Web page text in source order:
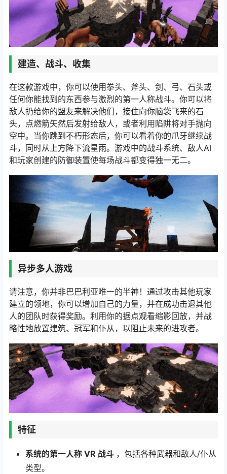
建造、战斗、收集
在这款游戏中，你可以使用拳头、斧头、剑、弓、石头或
任何你能找到的东西参与激烈的第一人称战斗。你可以将
敌人扔给你的盟友来解决他们，接住向你脑袋飞来的石
头，点燃箭矢然后发射给敌人，或者利用陷阱将对手抛向
空中。当你跳到不朽形态后，你可以看着你的爪牙继续战
斗，同时从上方降下流星雨。游戏中的战斗系统、敌人AI
和玩家创建的防御装置使每场战斗都变得独一无二。
异步多人游戏
请注意，你并非巴巴利亚唯一的半神！通过攻击其他玩家
建立的领地，你可以增加自己的力量，并在成功击退其他
人的团队时获得奖励。利用你的据点观看缩影回放，并战
略性地放置建筑、冠军和仆从，以阻止未来的进攻者。
特征
系统的第一人称 VR 战斗 ，包括各种武器和敌人/仆从
类型。